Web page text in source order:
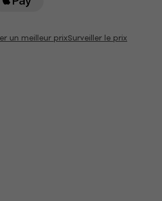
un meilleur prixSurveiller le prix